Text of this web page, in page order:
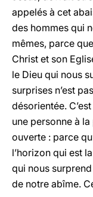
appelés à cet
des hommes qui
mêmes, parce
Christ et son
le Dieu qui nous
surprises n’est
désorientée.
une personne à
ouverte : parce
l’horizon qui est
qui nous
de notre abîme.